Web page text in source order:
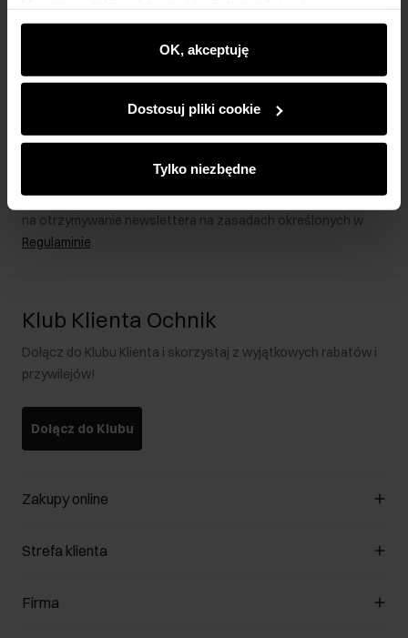
wyświetlać im dopasowane do ich preferencji treści,
rekomendacje oraz komunikaty reklamowe informujące o
najnowszych promocjach w e-sklepie. Informacje o tym,
partnerom społecznościowym, reklamowym i
analitycznym. Partnerzy mogą połączyć te informacje z
podczas korzystania z ich usług.
OK, akceptuję
Dostosuj pliki cookie
Tylko niezbędne
Wprowadzając i zatwierdzając swoje dane wyrażasz zgodę
na otrzymywanie newslettera na zasadach określonych w
Regulaminie.
Klub Klienta Ochnik
Dołącz do Klubu Klienta i skorzystaj z wyjątkowych rabatów i
przywilejów!
Dołącz do Klubu
Zakupy online
Zarządzaj cookies
Formy płatności
Strefa klienta
Klub Klienta
Firma